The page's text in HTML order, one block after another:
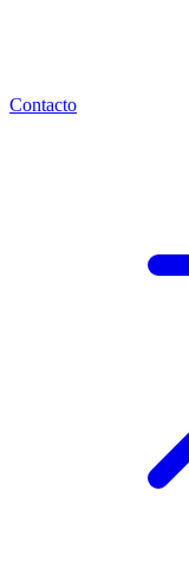
Contacto